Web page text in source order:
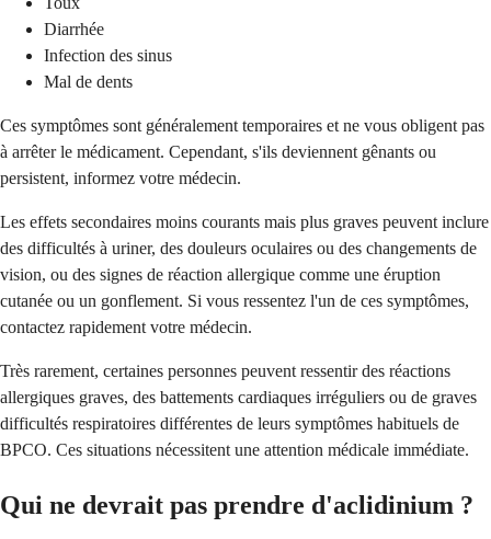
Diarrhée
Infection des sinus
Mal de dents
Ces symptômes sont généralement temporaires et ne vous obligent pas
à arrêter le médicament. Cependant, s'ils deviennent gênants ou
persistent, informez votre médecin.
Les effets secondaires moins courants mais plus graves peuvent inclure
des difficultés à uriner, des douleurs oculaires ou des changements de
vision, ou des signes de réaction allergique comme une éruption
cutanée ou un gonflement. Si vous ressentez l'un de ces symptômes,
contactez rapidement votre médecin.
Très rarement, certaines personnes peuvent ressentir des réactions
allergiques graves, des battements cardiaques irréguliers ou de graves
difficultés respiratoires différentes de leurs symptômes habituels de
BPCO. Ces situations nécessitent une attention médicale immédiate.
Qui ne devrait pas prendre d'aclidinium ?